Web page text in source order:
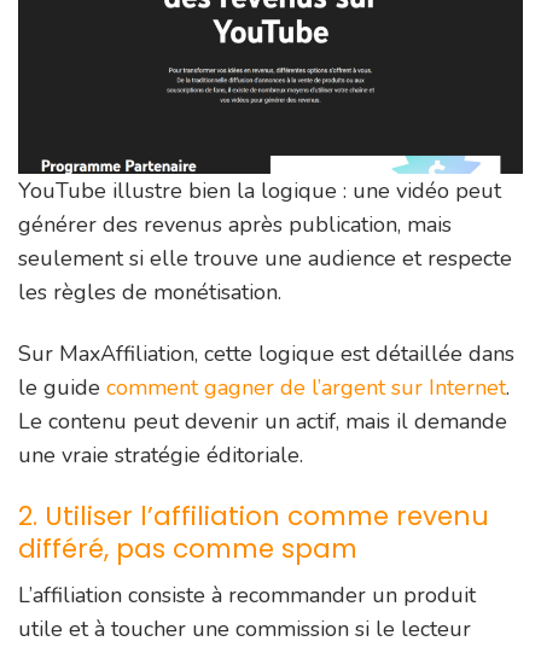
YouTube illustre bien la logique : une vidéo peut
générer des revenus après publication, mais
seulement si elle trouve une audience et respecte
les règles de monétisation.
Sur MaxAffiliation, cette logique est détaillée dans
le guide comment gagner de l’argent sur Internet.
Le contenu peut devenir un actif, mais il demande
une vraie stratégie éditoriale.
2. Utiliser l’affiliation comme revenu
différé, pas comme spam
L’affiliation consiste à recommander un produit
utile et à toucher une commission si le lecteur